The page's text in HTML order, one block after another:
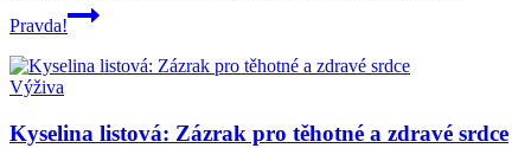
Pravda!
Výživa
Kyselina listová: Zázrak pro těhotné a zdravé srdce